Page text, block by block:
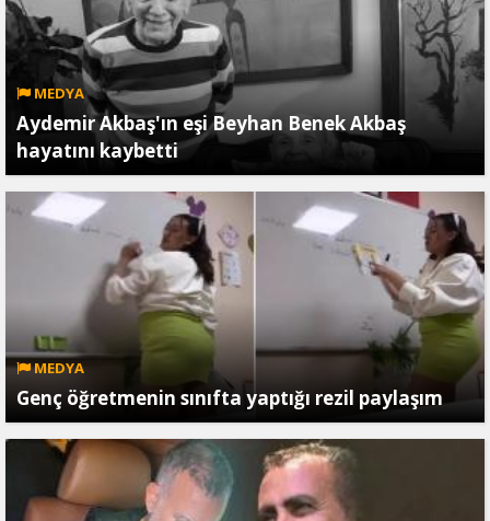
MEDYA
Aydemir Akbaş'ın eşi Beyhan Benek Akbaş
hayatını kaybetti
MEDYA
Genç öğretmenin sınıfta yaptığı rezil paylaşım